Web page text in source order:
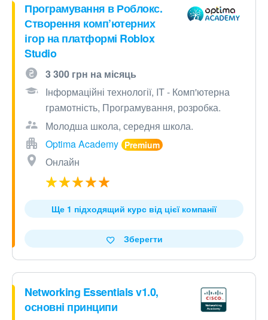
Програмування в Роблокс.
Створення комп’ютерних
ігор на платформі Roblox
Studio
3 300 грн на місяць
Інформаційні технології, IT - Комп'ютерна
грамотність, Програмування, розробка.
Молодша школа, середня школа.
Optima Academy
Онлайн
Ще 1 підходящий курс від цієї компанії
Зберегти
Networking Essentials v1.0,
основні принципи